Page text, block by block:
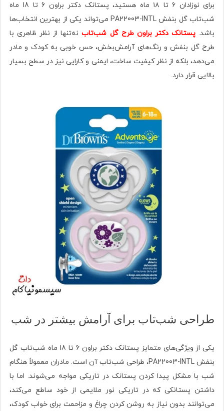
برای نوزادان ۶ تا ۱۸ ماه هستید، پستانک دکتر براون 6 تا 18 ماه
شب‌تاب گل بنفش PA22003-INTL می‌تواند یکی از بهترین انتخاب‌ها
باشد.پستانک دکتر براون طرح گل شب‌تابنه‌تنها از نظر ظاهری با
طرح گل بنفش و رنگ‌های آرامش‌بخش، حس خوبی به کودک و مادر
می‌دهد، بلکه از نظر کیفیت ساخت، ایمنی و کارایی نیز در سطح بسیار
بالایی قرار دارد.
طراحی شب‌تاب برای آرامش بیشتر در شب
یکی از ویژگی‌های متمایز پستانک دکتر براون 6 تا 18 ماه شب‌تاب گل
بنفش PA22003-INTL، طراحی شب‌تاب آن است. مادران معمولاً هنگام
شب با مشکل پیدا کردن پستانک در تاریکی مواجه می‌شوند. اما با
داشتن پستانکی که در تاریکی نور ملایمی از خود ساطع می‌کند،
می‌توانند بدون نیاز به روشن کردن چراغ و مزاحمت برای خواب کودک،